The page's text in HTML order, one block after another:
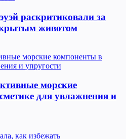
раскритиковали за
животом
морские
для увлажнения и